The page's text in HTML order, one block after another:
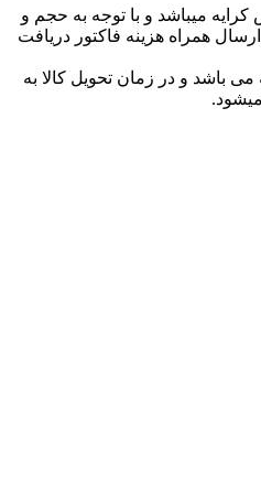
میباشد و با توجه به حجم و
همراه هزینه فاکتور دریافت
باشد و در زمان تحویل کالا به